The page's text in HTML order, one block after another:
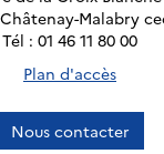
Malabry
Tél : 01 46 11 80 00
Plan d'accès
Nous contacter